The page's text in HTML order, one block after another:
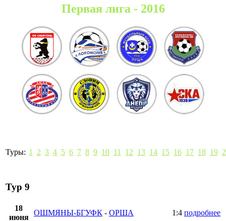
Первая лига - 2016
Туры: 1 2 3 4 5 6 7 8 9 10 11 12 13 14 15 16 17 18 19
Тур 9
18
июня
ОШМЯНЫ-БГУФК - ОРША 1:4 подробнее